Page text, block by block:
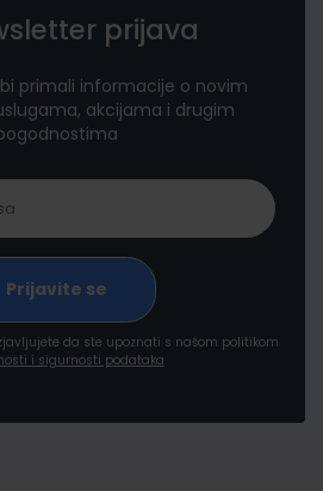
prijava
primali informacije o novim
akcijama i drugim
da ste upoznati s našom politikom
i sigurnosti podataka